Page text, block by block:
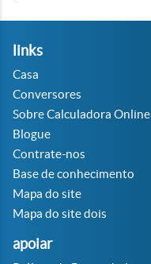
links
Casa
Conversores
Sobre Calculadora Online
Blogue
Contrate-nos
Base de conhecimento
Mapa do site
Mapa do site dois
apoiar